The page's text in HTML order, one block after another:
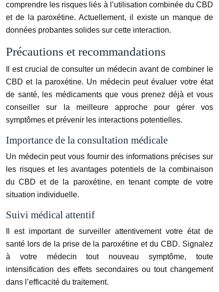
comprendre les risques liés à l’utilisation combinée du CBD
et de la paroxétine. Actuellement, il existe un manque de
données probantes solides sur cette interaction.
Précautions et recommandations
Il est crucial de consulter un médecin avant de combiner le
CBD et la paroxétine. Un médecin peut évaluer votre état
de santé, les médicaments que vous prenez déjà et vous
conseiller sur la meilleure approche pour gérer vos
symptômes et prévenir les interactions potentielles.
Importance de la consultation médicale
Un médecin peut vous fournir des informations précises sur
les risques et les avantages potentiels de la combinaison
du CBD et de la paroxétine, en tenant compte de votre
situation individuelle.
Suivi médical attentif
Il est important de surveiller attentivement votre état de
santé lors de la prise de la paroxétine et du CBD. Signalez
à votre médecin tout nouveau symptôme, toute
intensification des effets secondaires ou tout changement
dans l’efficacité du traitement.